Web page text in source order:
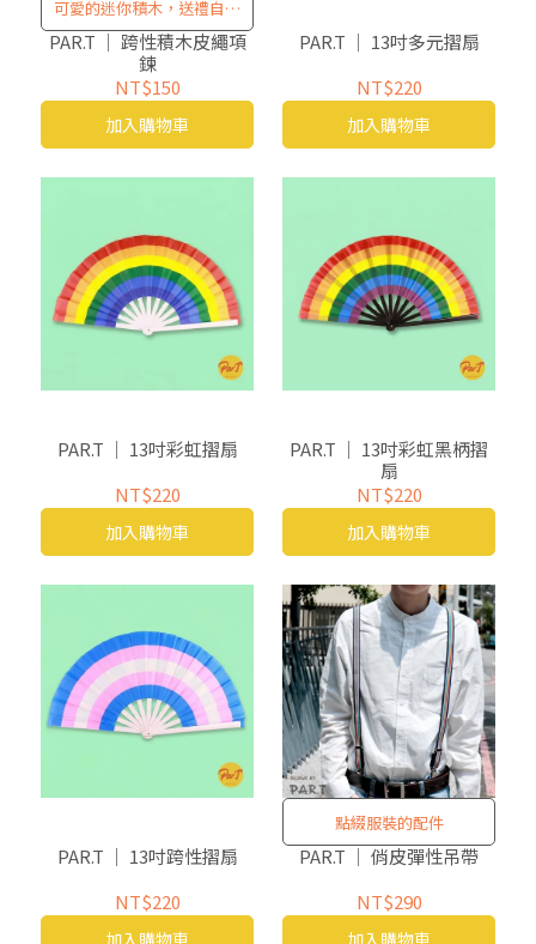
可愛的迷你積木，送禮自用
兩相宜！
PAR.T ｜ 跨性積木皮繩項
鍊
NT$150
加入購物車
PAR.T ｜ 13吋多元摺扇
NT$220
加入購物車
PAR.T ｜ 13吋彩虹摺扇
NT$220
加入購物車
PAR.T ｜ 13吋彩虹黑柄摺
扇
NT$220
加入購物車
PAR.T ｜ 13吋跨性摺扇
NT$220
加入購物車
點綴服裝的配件
PAR.T ｜ 俏皮彈性吊帶
NT$290
加入購物車